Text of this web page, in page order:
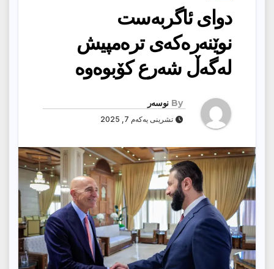
دوای ئاگربەست
نوێنەرەکەی ترەمپیش
لەگەڵ شەرع کۆبوەوە
By نوسەر
تشرینی یەکەم 7, 2025